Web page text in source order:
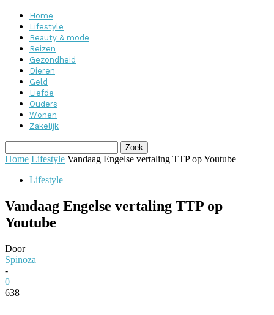
Home
Lifestyle
Beauty & mode
Reizen
Gezondheid
Dieren
Geld
Liefde
Ouders
Wonen
Zakelijk
Home Lifestyle Vandaag Engelse vertaling TTP op Youtube
Lifestyle
Vandaag Engelse vertaling TTP op
Youtube
Door
Spinoza
-
0
638